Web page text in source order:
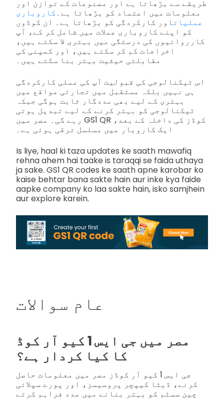
طریقے سے بڑھاتا ہے اور مصنوعات کے توازن اور
معلومات میں اعتماد کو بڑھاتا ہے۔ کاروباری
عملیاتاور کارکردگی کو بڑھاتا ہے۔ ان کوڈوں
کو اپنے کاروباری عملات میں شامل کر کے، آپ
کارروائیوں کی درستگی میں بہتری لا سکتے ہیں،
اخراجات کم کر سکتے ہیں، اور کمپنی کی
مقابلتی حیثیت بہتر بنا سکتے ہیں۔
اس ٹیکنالوجی کی قبولیت آپ کی عملی کارکردگی
ہی نہیں بلکہ مستقبل میں تجارتی مواقع میں
بہتری کے لیے بھی مددگار ثابت ہوگی جبکہ
ٹیکنالوجی کو بہتر کرنے کے لیے تبدیل ہوتی
رہے گی۔ مصر میں GS1 QR کوڈز کی داخلہ کے بعد،
ایک کاروبار میں مسلسل ترقی ہوئی ہے۔
Is liye, haal ki taza updates ke saath mawafiq
rehna ahem hai taake is taraqqi se faida uthaya
ja sake. GS1 QR codes ke saath apne karobar ko
kaise behtar bana sakte hain aur inke kya faide
aapke company ko laa sakte hain, isko samjhein
aur explore karein.
عام سوالات
مصر میں جی ایس 1 کیو آر کوڈ
کا کیا کردار ہے؟
جی ایس 1 کیو آر کوڈز مصر میں معلومات حاصل
کرنے، ڈیٹا کیپچر پروسیسز، اور پورے سپلائی
چین سسٹم کو بہتر بنانے میں مدد فراہم کرتے